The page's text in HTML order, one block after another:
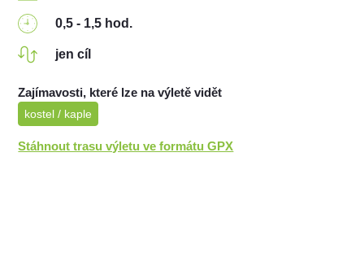
0,5 - 1,5 hod.
jen cíl
Zajímavosti, které lze na výletě vidět
kostel / kaple
Stáhnout trasu výletu ve formátu GPX